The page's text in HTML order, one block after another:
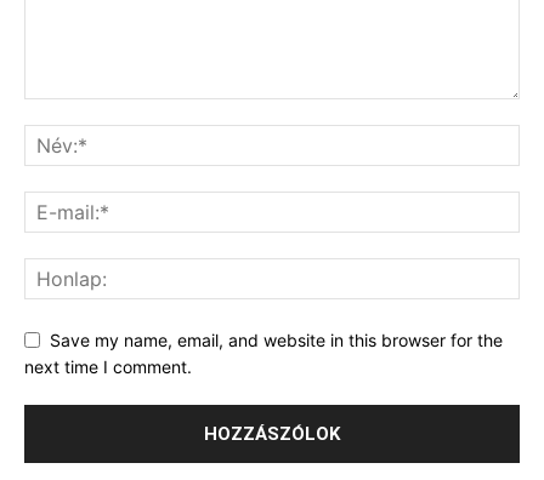
Save my name, email, and website in this browser for the
next time I comment.